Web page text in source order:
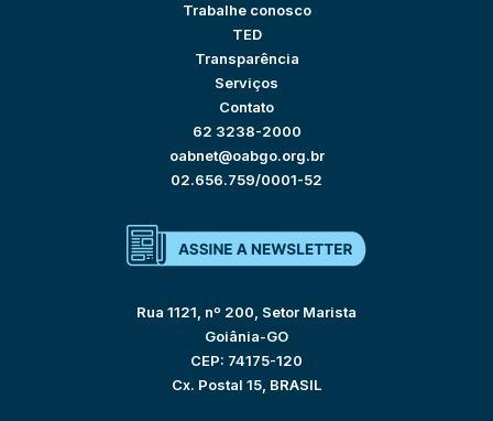
Trabalhe conosco
TED
Transparência
Serviços
Contato
62 3238-2000
oabnet@oabgo.org.br
02.656.759/0001-52
Rua 1121, nº 200, Setor Marista
Goiânia-GO
CEP: 74175-120
Cx. Postal 15, BRASIL